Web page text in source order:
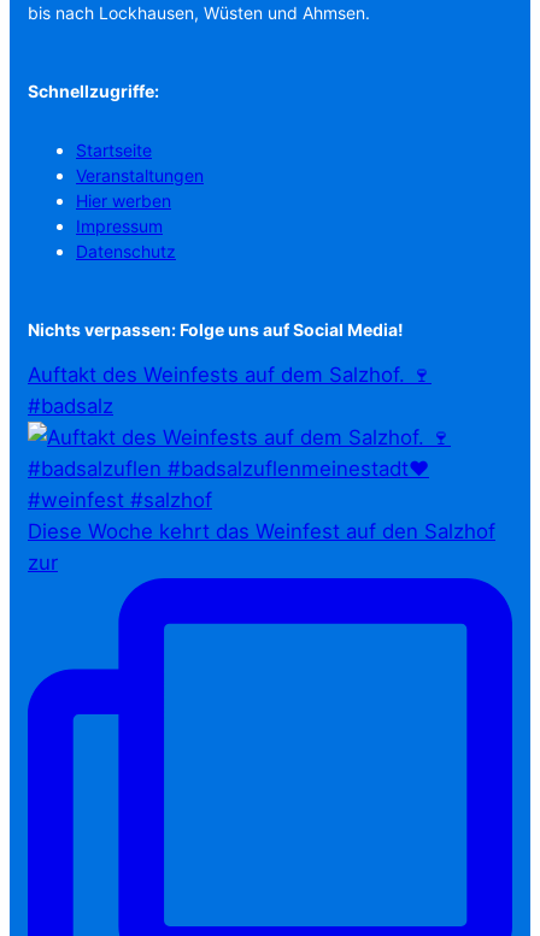
bis nach Lockhausen, Wüsten und Ahmsen.
Schnellzugriffe:
Startseite
Veranstaltungen
Hier werben
Impressum
Datenschutz
Nichts verpassen: Folge uns auf Social Media!
Auftakt des Weinfests auf dem Salzhof. 🍷
#badsalz
Diese Woche kehrt das Weinfest auf den Salzhof
zur